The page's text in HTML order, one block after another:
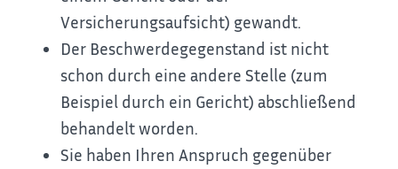
Versicherungsaufsicht) gewandt.
Der Beschwerdegegenstand ist nicht
schon durch eine andere Stelle (zum
Beispiel durch ein Gericht) abschließend
behandelt worden.
Sie haben Ihren Anspruch gegenüber